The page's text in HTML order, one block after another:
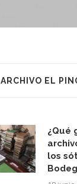
ARCHIVO EL
¿Qué
los